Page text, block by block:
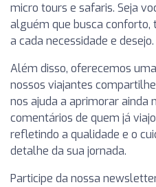
micro tours e safaris. Seja
alguém que busca conforto,
a cada necessidade e desejo.
Além disso, oferecemos
nossos viajantes
nos ajuda a aprimorar ainda
comentários de quem já
refletindo a qualidade e o
detalhe da sua jornada.
Participe da nossa